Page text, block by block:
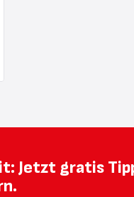
Jetzt gratis